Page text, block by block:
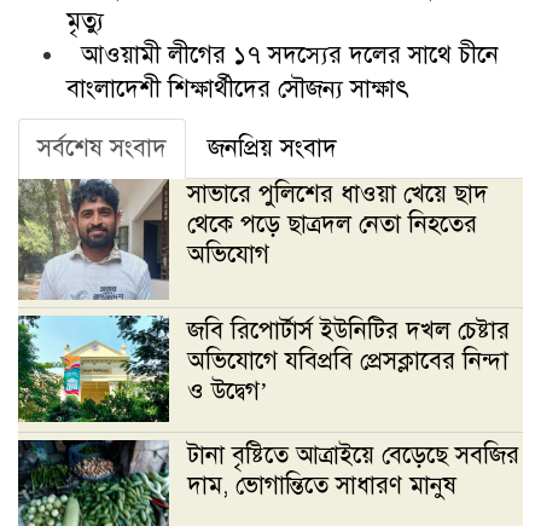
মৃত্যু
আওয়ামী লীগের ১৭ সদস্যের দলের সাথে চীনে
বাংলাদেশী শিক্ষার্থীদের সৌজন্য সাক্ষাৎ
সর্বশেষ সংবাদ
জনপ্রিয় সংবাদ
সাভারে পুলিশের ধাওয়া খেয়ে ছাদ
থেকে পড়ে ছাত্রদল নেতা নিহতের
অভিযোগ
জবি রিপোর্টার্স ইউনিটির দখল চেষ্টার
অভিযোগে যবিপ্রবি প্রেসক্লাবের নিন্দা
ও উদ্বেগ’
টানা বৃষ্টিতে আত্রাইয়ে বেড়েছে সবজির
দাম, ভোগান্তিতে সাধারণ মানুষ